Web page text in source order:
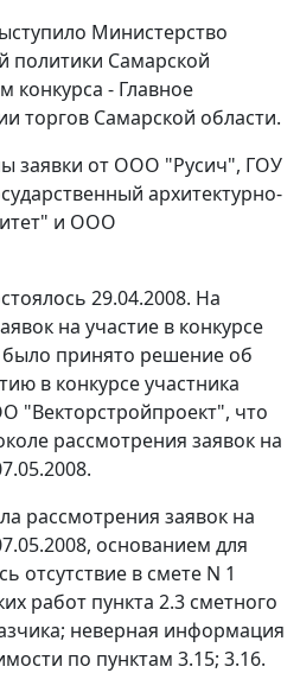
Министерство
политики Самарской
конкурса - Главное
торгов Самарской области.
заявки от ООО "Русич", ГОУ
архитектурно-
и ООО
29.04.2008. На
на участие в конкурсе
принято решение об
в конкурсе участника
"Векторстройпроект", что
рассмотрения заявок на
рассмотрения заявок на
основанием для
отсутствие в смете N 1
работ пункта 2.3 сметного
неверная информация
по пунктам 3.15; 3.16.